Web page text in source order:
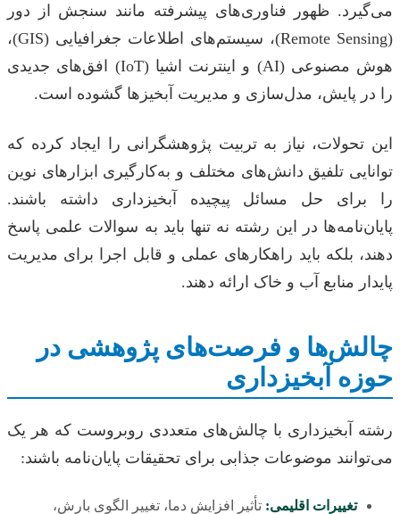
می‌گیرد. ظهور فناوری‌های پیشرفته مانند سنجش از دور
(Remote Sensing)، سیستم‌های اطلاعات جغرافیایی (GIS)،
هوش مصنوعی (AI) و اینترنت اشیا (IoT) افق‌های جدیدی
را در پایش، مدل‌سازی و مدیریت آبخیزها گشوده است.
این تحولات، نیاز به تربیت پژوهشگرانی را ایجاد کرده که
توانایی تلفیق دانش‌های مختلف و به‌کارگیری ابزارهای نوین
را برای حل مسائل پیچیده آبخیزداری داشته باشند.
پایان‌نامه‌ها در این رشته نه تنها باید به سوالات علمی پاسخ
دهند، بلکه باید راهکارهای عملی و قابل اجرا برای مدیریت
پایدار منابع آب و خاک ارائه دهند.
چالش‌ها و فرصت‌های پژوهشی در
حوزه آبخیزداری
رشته آبخیزداری با چالش‌های متعددی روبروست که هر یک
می‌توانند موضوعات جذابی برای تحقیقات پایان‌نامه باشند:
تغییرات اقلیمی: تأثیر افزایش دما، تغییر الگوی بارش،